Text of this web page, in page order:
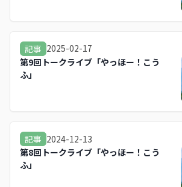
記事 2025-02-17
第9回トークライブ「やっほー！こう
ふ」
記事 2024-12-13
第8回トークライブ「やっほー！こう
ふ」